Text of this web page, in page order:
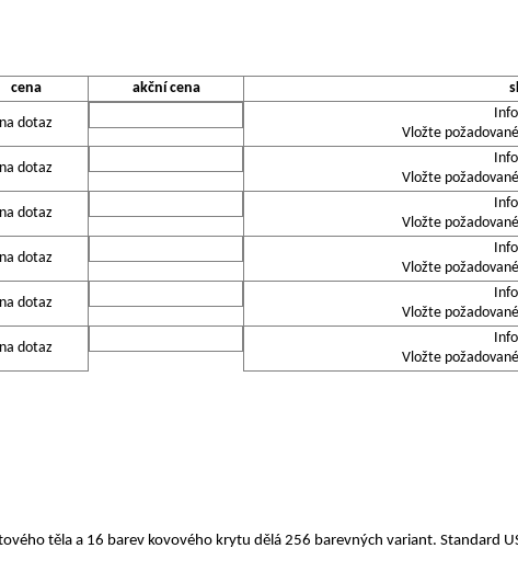
cena akční cena
na dotaz
Vložte
na dotaz
Vložte
na dotaz
Vložte
na dotaz
Vložte
na dotaz
Vložte
na dotaz
Vložte
těla a 16 barev kovového krytu dělá 256 barevných variant. Standard